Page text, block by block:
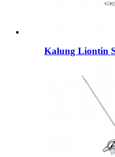
Kalung Liontin